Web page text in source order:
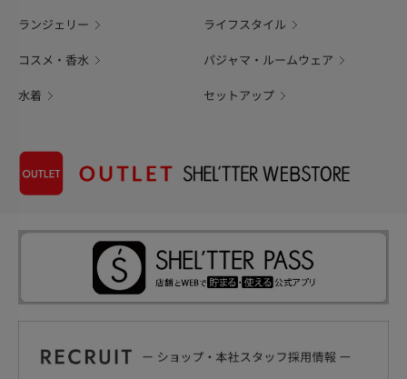
ランジェリー ライフスタイル
コスメ・香水 パジャマ・ルームウェア
水着 セットアップ